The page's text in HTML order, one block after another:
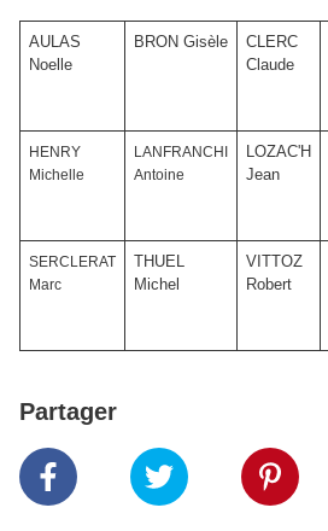
AULAS
Noelle
BRON Gisèle
CLERC
Claude
HENRY
Michelle
LANFRANCHI
Antoine
LOZAC'H
Jean
SERCLERAT
Marc
THUEL
Michel
VITTOZ
Robert
Partager